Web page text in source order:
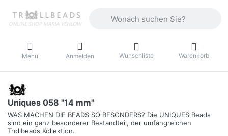
Menü Anmelden Wunschliste Warenkorb
Uniques 058 "14 mm"
WAS MACHEN DIE BEADS SO BESONDERS? Die UNIQUES Beads
sind ein ganz besonderer Bestandteil, der umfangreichen
Trollbeads Kollektion.